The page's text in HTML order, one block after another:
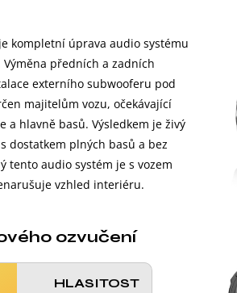
je kompletní úprava audio systému
předních a zadních
externího subwooferu pod
majitelům vozu, očekávající
a hlavně basů. Výsledkem je živý
dostatkem plných basů a bez
tento audio systém je s vozem
vzhled interiéru.
ozvučení
HLASITOST